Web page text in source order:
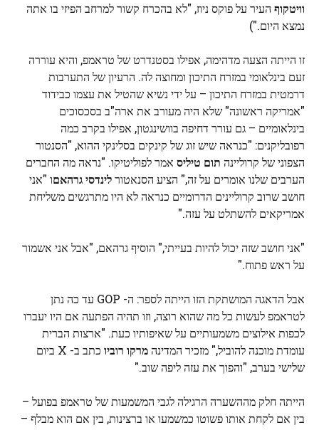
וויטקוף העיר על פוקס ניוז, "לא בהכרח קשור למרחב הפיזי בו אתה
נמצא היום.")
זו הייתה הצעה מדהימה, אפילו בסטנדרט של טראמפ, והיא עוררה
זעם בינלאומי במזרח התיכון ומחוצה לה. הרעיון של התערבות
דרמטית במזרח התיכון – על ידי נשיא שהטיל את עצמו כבידוד
"אמריקה ראשונה" שלא היה מעורב את ארה"ב בסכסוכים
בינלאומיים – גם עורר דחיפה בוושינגטון, אפילו בקרב כמה
רפובליקנים: "כנראה שיש זוג של קינקים בסלינקי ההוא, "הסנטור
הצפוני של קרוליינה תום טיליס אמר לפוליטיקו. "נראה מה החברים
הערבים שלנו אומרים על זה," הציע הסנאטורלינדסי גרהאםו "אני
חושב שרוב קרוליינים הדרומיים כנראה לא היו מתרגשים משליחת
אמריקאים להשתלט על עזה."
"אני חושב שזה יכול להיות בעייתי," הוסיף גרהאם, "אבל אני אשמור
על ראש פתוח."
אבל הדאגה המושתקת הזו הייתה לספר: ה- GOP עד כה נתן
לטראמפ לעשות כל מה שהוא רוצה, וזו תהיה הפתעה אם היו יעברו
לכפות אילוצים משמעותיים על שאיפותיו כעת. "ארצות הברית
עומדת מוכנה להוביל," מזכיר המדינהמרקו רוביו
כתב ב- X ביום
שלישי בערב, "והפוך את עזה ליפה שוב."
הייתה חלק מההשערה הרגילה לגבי המשמעות של טראמפ בפועל –
בין אם לקחת אותו פשוטו כמשמעו או ברצינות, בין אם הוא מבלף –